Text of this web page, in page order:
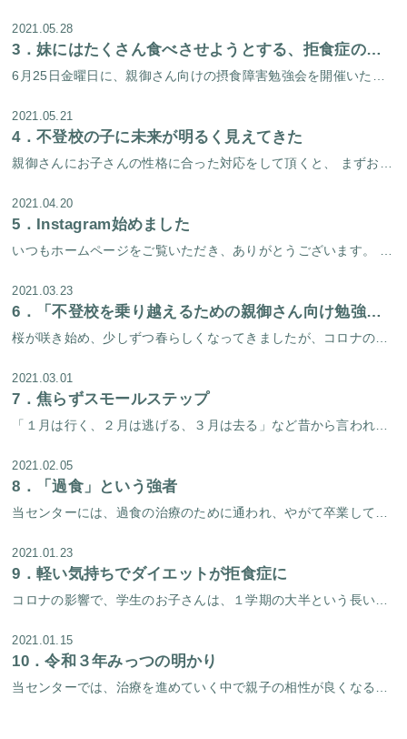
2021.05.28
3． 妹にはたくさん食べさせようとする、拒食症の大学生
2021.05.21
4． 不登校の子に未来が明るく見えてきた
2021.04.20
5． Instagram始めました
2021.03.23
6． 「不登校を乗り越えるための親御さん向け勉強会」を開催しました！
2021.03.01
7． 焦らずスモールステップ
2021.02.05
8． 「過食」という強者
2021.01.23
9． 軽い気持ちでダイエットが拒食症に
2021.01.15
10．令和３年みっつの明かり